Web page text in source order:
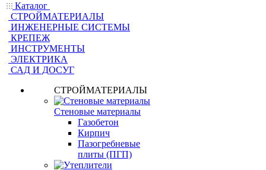
Каталог
СТРОЙМАТЕРИАЛЫ
ИНЖЕНЕРНЫЕ СИСТЕМЫ
КРЕПЕЖ
ИНСТРУМЕНТЫ
ЭЛЕКТРИКА
САД И ДОСУГ
СТРОЙМАТЕРИАЛЫ
Стеновые материалы
Газобетон
Кирпич
Пазогребневые
плиты (ПГП)